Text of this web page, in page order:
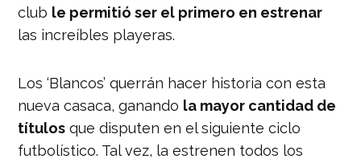
club le permitió ser el primero en estrenar
las increíbles playeras.
Los ‘Blancos’ querrán hacer historia con esta
nueva casaca, ganando la mayor cantidad de
títulos que disputen en el siguiente ciclo
futbolístico. Tal vez, la estrenen todos los